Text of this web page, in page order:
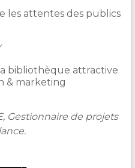
les attentes des publics
bibliothèque attractive
& marketing
Gestionnaire de projets